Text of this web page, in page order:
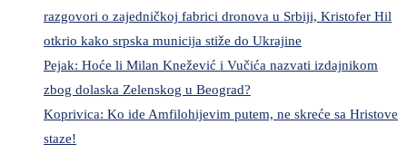
razgovori o zajedničkoj fabrici dronova u Srbiji, Kristofer Hil
otkrio kako srpska municija stiže do Ukrajine
Pejak: Hoće li Milan Knežević i Vučića nazvati izdajnikom
zbog dolaska Zelenskog u Beograd?
Koprivica: Ko ide Amfilohijevim putem, ne skreće sa Hristove
staze!